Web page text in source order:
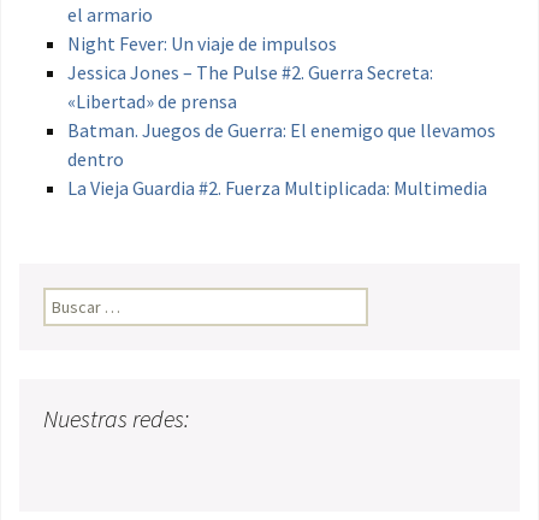
el armario
Night Fever: Un viaje de impulsos
Jessica Jones – The Pulse #2. Guerra Secreta:
«Libertad» de prensa
Batman. Juegos de Guerra: El enemigo que llevamos
dentro
La Vieja Guardia #2. Fuerza Multiplicada: Multimedia
Buscar:
Nuestras redes: